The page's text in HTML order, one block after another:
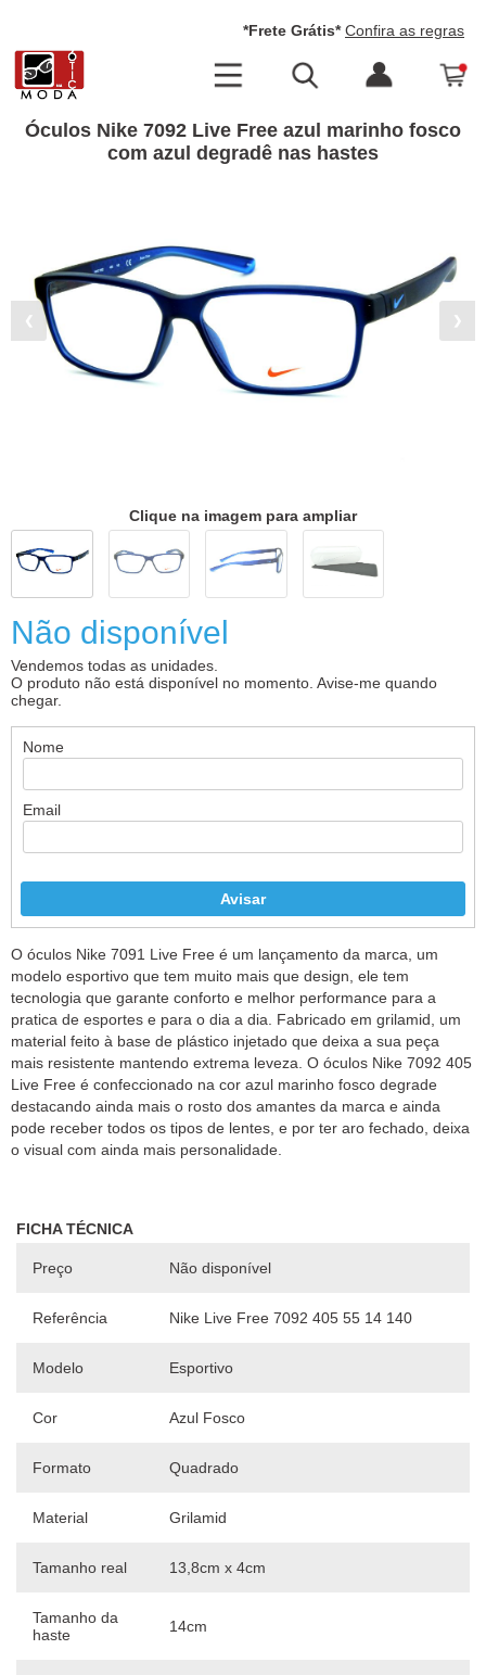
*Frete Grátis* Confira as regras
Óculos Nike 7092 Live Free azul marinho fosco
com azul degradê nas hastes
❮ ❯
Clique na imagem para ampliar
Não disponível
Vendemos todas as unidades.
O produto não está disponível no momento. Avise-me quando
chegar.
Nome
Email
O óculos Nike 7091 Live Free é um lançamento da marca, um
modelo esportivo que tem muito mais que design, ele tem
tecnologia que garante conforto e melhor performance para a
pratica de esportes e para o dia a dia. Fabricado em grilamid, um
material feito à base de plástico injetado que deixa a sua peça
mais resistente mantendo extrema leveza. O óculos Nike 7092 405
Live Free é confeccionado na cor azul marinho fosco degrade
destacando ainda mais o rosto dos amantes da marca e ainda
pode receber todos os tipos de lentes, e por ter aro fechado, deixa
FICHA TÉCNICA
Preço Não disponível
Referência Nike Live Free 7092 405 55 14 140
Modelo Esportivo
Cor Azul Fosco
Formato Quadrado
Material Grilamid
Tamanho real 13,8cm x 4cm
Tamanho da
haste
14cm